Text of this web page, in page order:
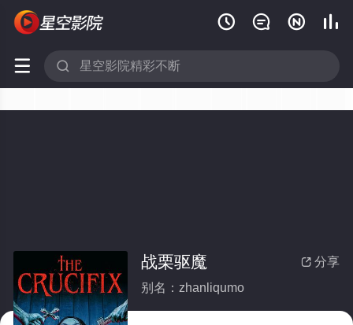
   
 
 分享
战栗驱魔
别名：zhanliqumo